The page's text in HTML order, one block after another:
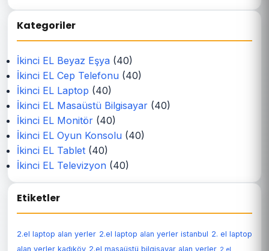
Kategoriler
İkinci EL Beyaz Eşya (40)
İkinci EL Cep Telefonu (40)
İkinci EL Laptop (40)
İkinci EL Masaüstü Bilgisayar (40)
İkinci EL Monitör (40)
İkinci EL Oyun Konsolu (40)
İkinci EL Tablet (40)
İkinci EL Televizyon (40)
Etiketler
2.el laptop alan yerler 2.el laptop alan yerler istanbul 2. el laptop
alan yerler kadıköy 2.el masaüstü bilgisayar alan yerler